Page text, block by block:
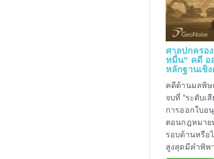
ศาลปกครอ
หมื่น” คดี อ
หลักฐานเชิ
คดีด้านมลพิษ
จบที่ “ระดับเ
การออกใบอ
ตอนกฎหมาย
รอบด้านหรือ
สูงสุดมีคำพิพ